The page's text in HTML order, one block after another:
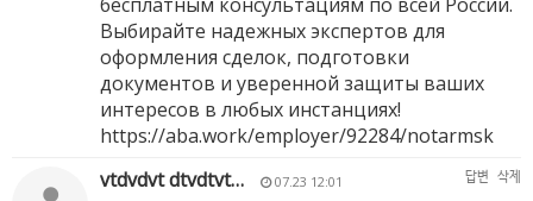
Выбирайте надежных экспертов для
оформления сделок, подготовки
документов и уверенной защиты ваших
интересов в любых инстанциях!
https://aba.work/employer/92284/notarmsk
vtdvdvt dtvdtvt…
07.23 12:01 답변 삭제